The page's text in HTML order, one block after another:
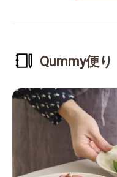
Qummy便り